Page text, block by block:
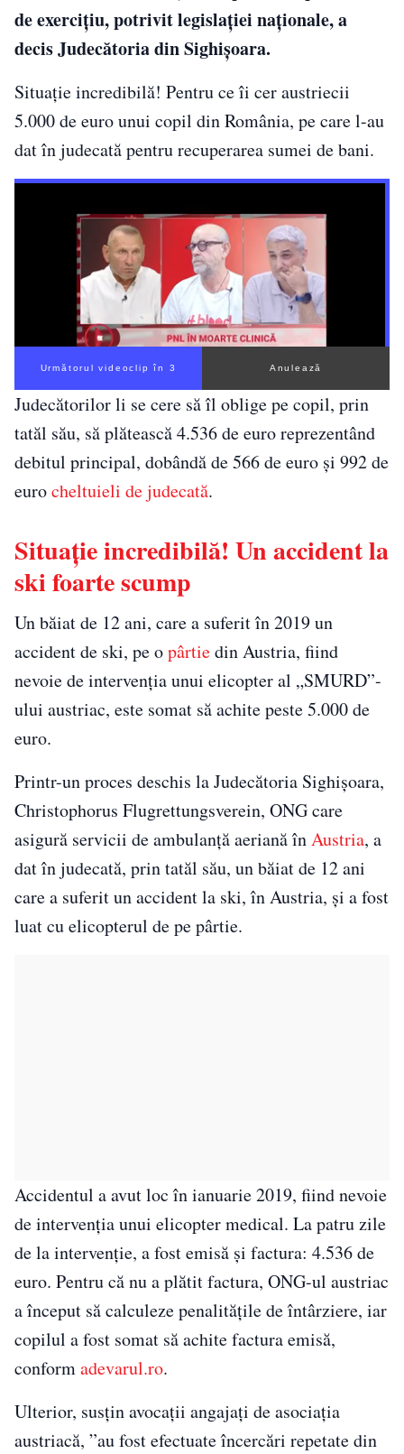
de exercițiu, potrivit legislației naționale, a
decis Judecătoria din Sighișoara.
Situație incredibilă! Pentru ce îi cer austriecii
5.000 de euro unui copil din România, pe care l-au
dat în judecată pentru recuperarea sumei de bani.
Următorul videoclip în 2 Anulează
Judecătorilor li se cere să îl oblige pe copil, prin
tatăl său, să plătească 4.536 de euro reprezentând
debitul principal, dobândă de 566 de euro şi 992 de
eurocheltuieli de judecată.
Situație incredibilă! Un accident la
ski foarte scump
Un băiat de 12 ani, care a suferit în 2019 un
accident de ski, pe opârtiedin Austria, fiind
nevoie de intervenţia unui elicopter al „SMURD”-
ului austriac, este somat să achite peste 5.000 de
euro.
Printr-un proces deschis la Judecătoria Sighişoara,
Christophorus Flugrettungsverein, ONG care
asigură servicii de ambulanţă aeriană înAustria, a
dat în judecată, prin tatăl său, un băiat de 12 ani
care a suferit un accident la ski, în Austria, şi a fost
luat cu elicopterul de pe pârtie.
Accidentul a avut loc în ianuarie 2019, fiind nevoie
de intervenţia unui elicopter medical. La patru zile
de la intervenţie, a fost emisă şi factura: 4.536 de
euro. Pentru că nu a plătit factura, ONG-ul austriac
a început să calculeze penalităţile de întârziere, iar
copilul a fost somat să achite factura emisă,
conformadevarul.ro.
Ulterior, susţin avocaţii angajaţi de asociaţia
austriacă, ”au fost efectuate încercări repetate din